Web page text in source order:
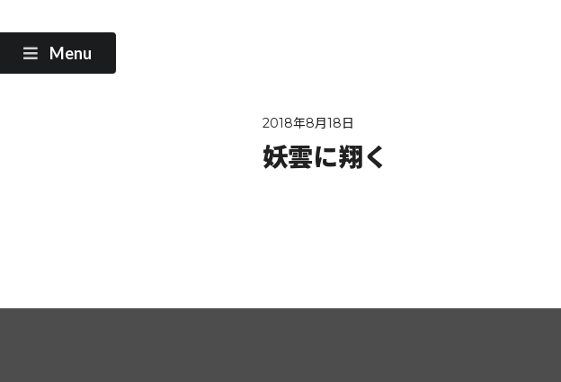
Menu
2018年8月18日
妖雲に翔く